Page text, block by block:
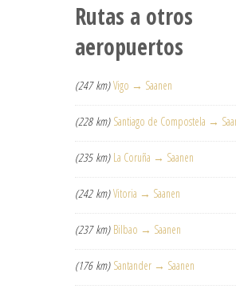
Rutas a otros
aeropuertos
(247 km) Vigo → Saanen
(228 km) Santiago de Compostela →
(235 km) La Coruña → Saanen
(242 km) Vitoria → Saanen
(237 km) Bilbao → Saanen
(176 km) Santander → Saanen